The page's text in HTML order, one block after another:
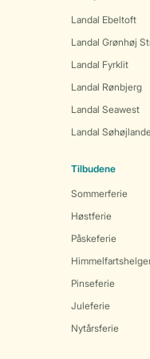
Landal Ebeltoft
Landal Grønhøj
Landal Fyrklit
Landal Rønbjerg
Landal Seawest
Landal
Tilbudene
Sommerferie
Høstferie
Påskeferie
Pinseferie
Juleferie
Nytårsferie